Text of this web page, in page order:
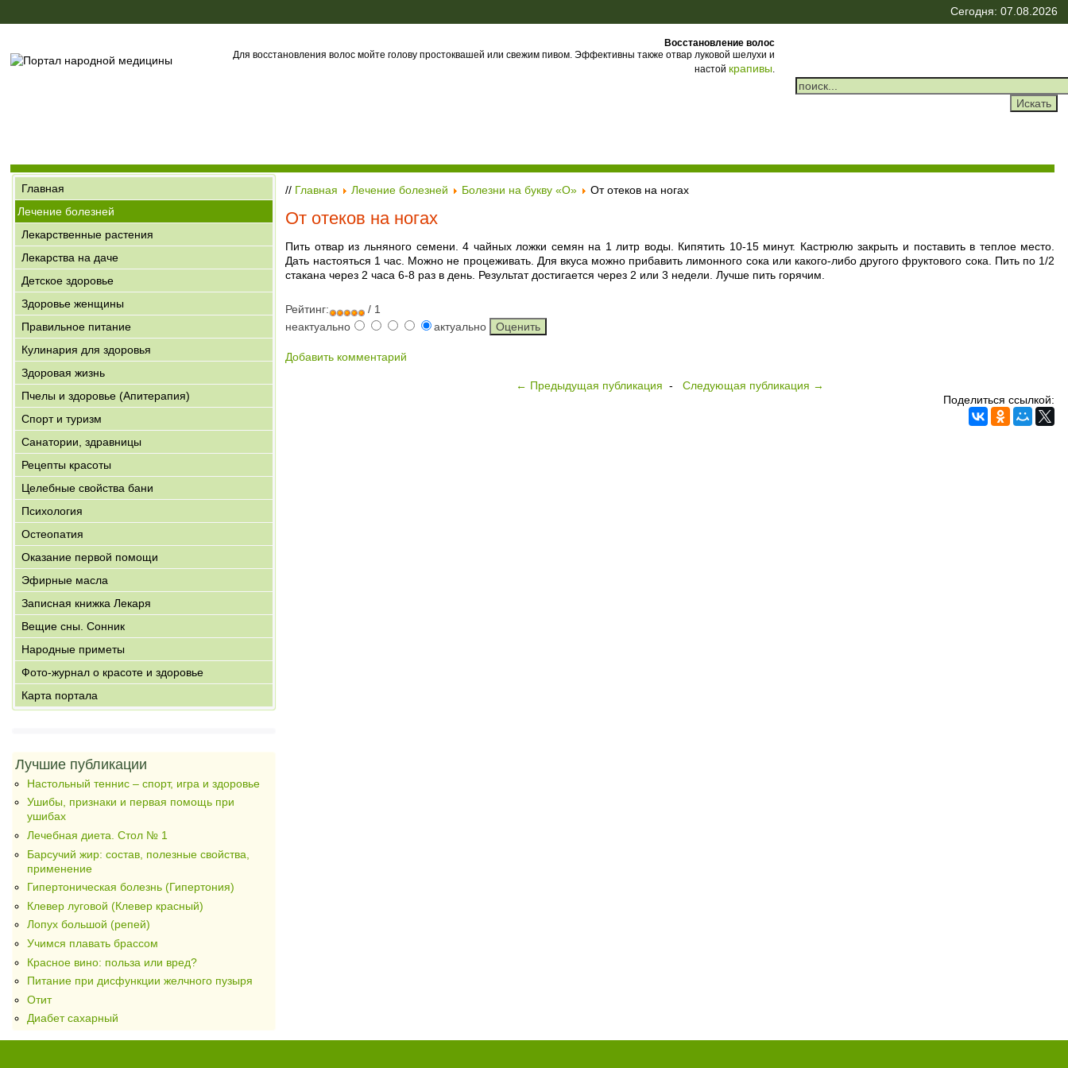
Сегодня: 07.08.2026
Восстановление волос
Для восстановления волос мойте голову простоквашей или свежим пивом. Эффективны также отвар луковой шелухи и
настой крапивы.
Главная
Лечение болезней
Лекарственные растения
Лекарства на даче
Детское здоровье
Здоровье женщины
Правильное питание
Кулинария для здоровья
Здоровая жизнь
Пчелы и здоровье (Апитерапия)
Спорт и туризм
Санатории, здравницы
Рецепты красоты
Целебные свойства бани
Психология
Остеопатия
Оказание первой помощи
Эфирные масла
Записная книжка Лекаря
Вещие сны. Сонник
Народные приметы
Фото-журнал о красоте и здоровье
Карта портала
Лучшие публикации
Настольный теннис – спорт, игра и здоровье
Ушибы, признаки и первая помощь при
ушибах
Лечебная диета. Стол № 1
Барсучий жир: состав, полезные свойства,
применение
Гипертоническая болезнь (Гипертония)
Клевер луговой (Клевер красный)
Лопух большой (репей)
Учимся плавать брассом
Красное вино: польза или вред?
Питание при дисфункции желчного пузыря
Отит
Диабет сахарный
// Главная Лечение болезней Болезни на букву «О» От отеков на ногах
От отеков на ногах
Пить отвар из льняного семени. 4 чайных ложки семян на 1 литр воды. Кипятить 10-15 минут. Кастрюлю закрыть и поставить в теплое место.
Дать настояться 1 час. Можно не процеживать. Для вкуса можно прибавить лимонного сока или какого-либо другого фруктового сока. Пить по 1/2
стакана через 2 часа 6-8 раз в день. Результат достигается через 2 или 3 недели. Лучше пить горячим.
Рейтинг:
/ 1
неактуально
актуально
Добавить комментарий
← Предыдущая публикация -Следующая публикация →
Поделиться ссылкой: